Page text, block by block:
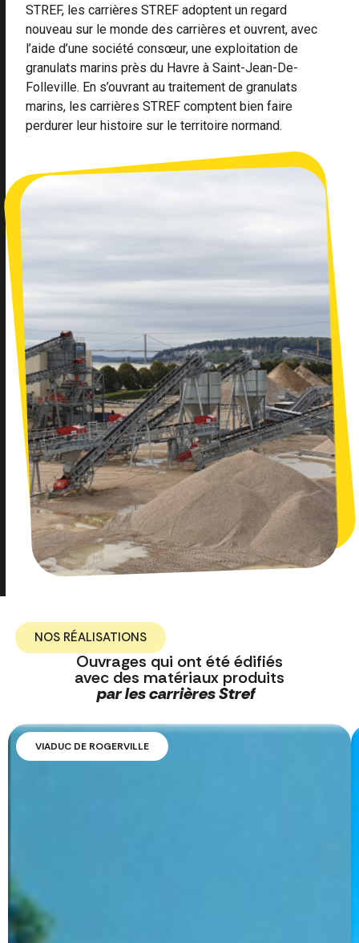
STREF, les carrières STREF adoptent un regard
nouveau sur le monde des carrières et ouvrent, avec
l’aide d’une société consœur, une exploitation de
granulats marins près du Havre à Saint-Jean-De-
Folleville. En s’ouvrant au traitement de granulats
marins, les carrières STREF comptent bien faire
perdurer leur histoire sur le territoire normand.
NOS RÉALISATIONS
Ouvrages qui ont été édifiés
avec des matériaux produits
par les carrières Stref
VIADUC DE ROGERVILLE